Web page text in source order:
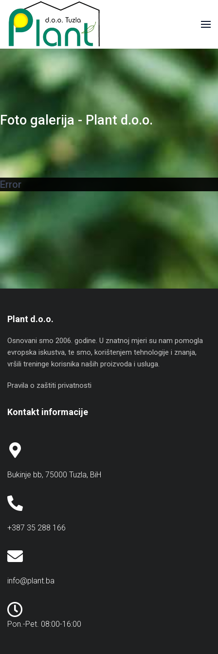
Foto galerija - Plant d.o.o.
Error
Plant d.o.o.
Osnovani smo 2006. godine. U znatnoj mjeri su nam pomogla
evropska iskustva, te smo, korištenjem tehnologije i znanja,
vršili treninge korisnika naših proizvoda i usluga.
Pravila o zaštiti privatnosti
Kontakt informacije
Bukinje bb, 75000 Tuzla, BiH
+387 35 288 166
info@plant.ba
Pon.-Pet. 08:00-16:00